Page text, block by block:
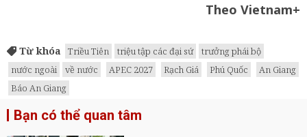
Theo Vietnam+
Từ khóa Triều Tiên triệu tập các đại sứ
trưởng phái bộ
nước ngoài
về nước APEC 2027 Rạch Giá Phú Quốc
An Giang
Báo An Giang
Bạn có thể quan tâm